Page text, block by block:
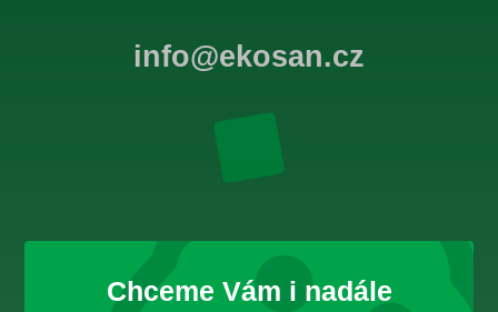
info@ekosan.cz
ŘEŠENÍ
Domácnosti
Chceme Vám i nadále